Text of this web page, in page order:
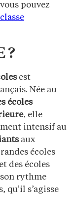
pouvez
?
est
Née au
écoles
, elle
intensif au
aux
écoles
des écoles
rythme
qu’il s’agisse